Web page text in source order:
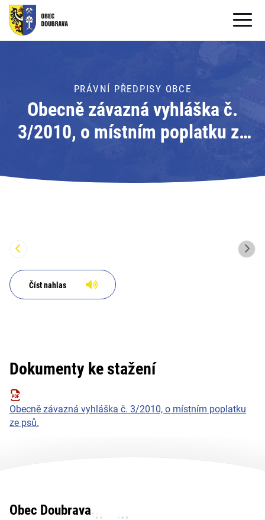
OBECNÍ ÚŘAD
PRO OBČANY
Formuláře ke stažení
PRO TURISTY
PRÁVNÍ PŘEDPISY OBCE
Obecně závazná vyhláška č.
3/2010, o místním poplatku ze
Číst nahlas
Dokumenty ke stažení
Obecně závazná vyhláška č. 3/2010, o místním poplatku
ze psů.
Obec Doubrava